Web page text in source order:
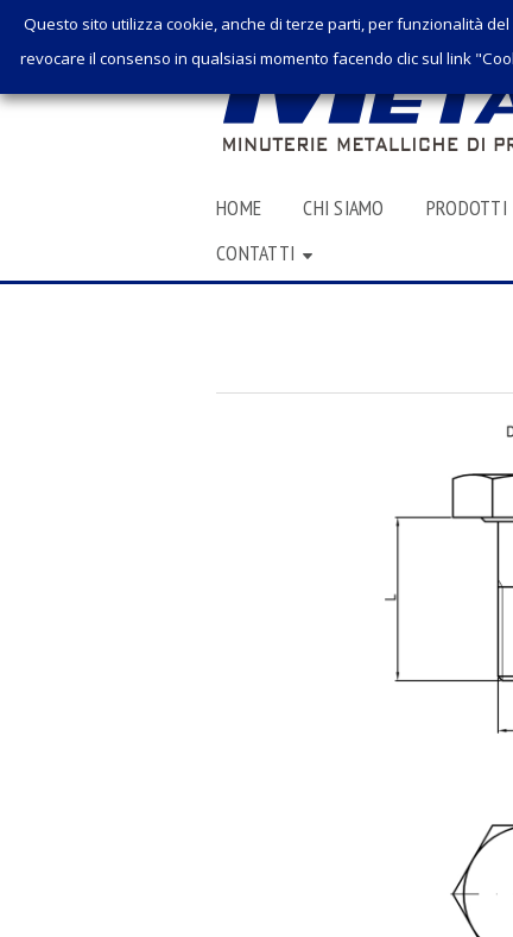
SKIP
CONTENT
HOME CHI SIAMO PRODOTTI
CONTATTI
Questo sito utilizza cookie, anche di terze parti, per funzionalità
revocare il consenso in qualsiasi momento facendo clic sul link